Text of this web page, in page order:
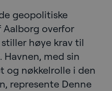
geopolitiske
Aalborg overfor
høye krav til
med sin
og nøkkelrolle i den
represente Denne